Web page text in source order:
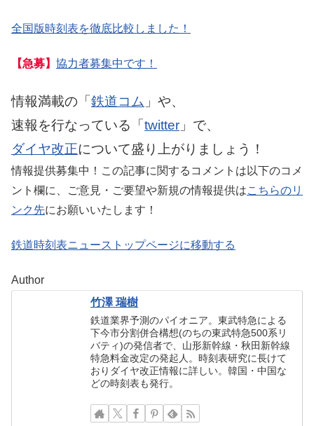
全国版時刻表を徹底比較しました！
【急募】 協力者募集中です！
情報満載の「鉄道コム 」や、
速報を行なっている「twitter 」で、
ダイヤ改正について盛り上がりましょう！
情報提供募集中！この記事に関するコメントは以下のコメ
ント欄に、ご意見・ご要望や新規の情報提供はこちらのリ
ンク先にお願いいたします！
鉄道時刻表ニューストップページに移動する
Author
竹澤 瑞樹
鉄道業界予測のパイオニア。東武特急による
下今市分割併合構想(のちの東武特急500系リ
バティ)の発信者で、山形新幹線・秋田新幹線
特急料金改定の発起人。時刻表研究に長けて
おりダイヤ改正情報に詳しい。韓国・中国な
どの時刻表も発行。